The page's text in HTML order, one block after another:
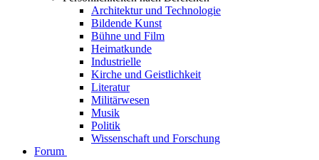
Architektur und Technologie
Bildende Kunst
Bühne und Film
Heimatkunde
Industrielle
Kirche und Geistlichkeit
Literatur
Militärwesen
Musik
Politik
Wissenschaft und Forschung
Forum